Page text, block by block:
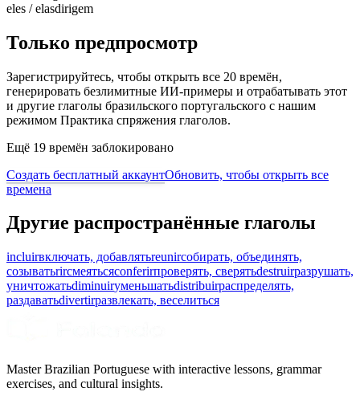
eles / elasdirigem
Только предпросмотр
Зарегистрируйтесь, чтобы открыть все 20 времён,
генерировать безлимитные ИИ-примеры и отрабатывать этот
и другие глаголы бразильского португальского с нашим
режимом Практика спряжения глаголов.
Ещё 19 времён заблокировано
Создать бесплатный аккаунтОбновить, чтобы открыть все
времена
Другие распространённые глаголы
incluirвключать, добавлятьreunirсобирать, объединять,
созыватьrirсмеятьсяconferirпроверять, сверятьdestruirразрушать,
уничтожатьdiminuirуменьшатьdistribuirраспределять,
раздаватьdivertirразвлекать, веселиться
Master Brazilian Portuguese with interactive lessons, grammar
exercises, and cultural insights.